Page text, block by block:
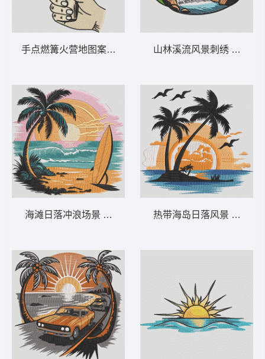
手点燃篝火营地图案 露营打火机 – 时尚户
海滩日落冲浪场景 海滩日落冲浪板——夏季
山林溪流风景刺绣 山间
热带海岛日落风景 热带棕